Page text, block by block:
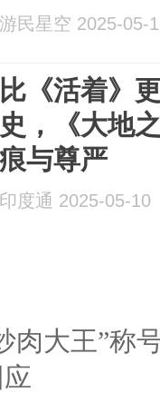
游民星空 2025-05-
比《活着》
史，《大地
痕与尊严
印度通 2025-05-10
肉大王”称